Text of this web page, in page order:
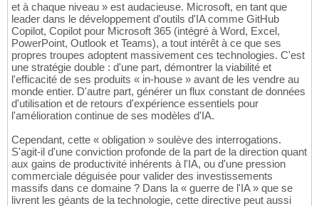
et à chaque niveau » est audacieuse. Microsoft, en tant que
leader dans le développement d'outils d'IA comme GitHub
Copilot, Copilot pour Microsoft 365 (intégré à Word, Excel,
PowerPoint, Outlook et Teams), a tout intérêt à ce que ses
propres troupes adoptent massivement ces technologies. C'est
une stratégie double : d'une part, démontrer la viabilité et
l'efficacité de ses produits « in-house » avant de les vendre au
monde entier. D'autre part, générer un flux constant de données
d'utilisation et de retours d'expérience essentiels pour
l'amélioration continue de ses modèles d'IA.
Cependant, cette « obligation » soulève des interrogations.
S'agit-il d'une conviction profonde de la part de la direction quant
aux gains de productivité inhérents à l'IA, ou d'une pression
commerciale déguisée pour valider des investissements
massifs dans ce domaine ? Dans la « guerre de l'IA » que se
livrent les géants de la technologie, cette directive peut aussi